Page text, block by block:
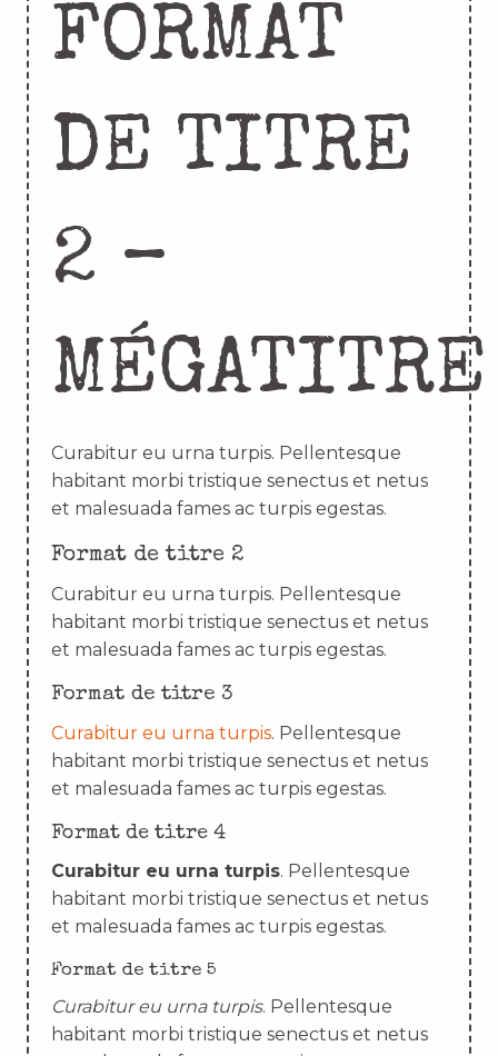
FORMAT
DE TITRE
2 –
MÉGATITRE
Curabitur eu urna turpis. Pellentesque
habitant morbi tristique senectus et netus
et malesuada fames ac turpis egestas.
Format de titre 2
Curabitur eu urna turpis. Pellentesque
habitant morbi tristique senectus et netus
et malesuada fames ac turpis egestas.
Format de titre 3
Curabitur eu urna turpis. Pellentesque
habitant morbi tristique senectus et netus
et malesuada fames ac turpis egestas.
Format de titre 4
Curabitur eu urna turpis. Pellentesque
habitant morbi tristique senectus et netus
et malesuada fames ac turpis egestas.
Format de titre 5
Curabitur eu urna turpis. Pellentesque
habitant morbi tristique senectus et netus